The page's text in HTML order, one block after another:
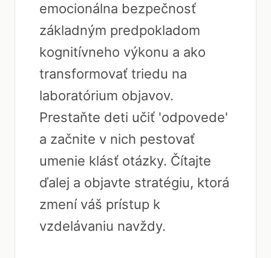
emocionálna bezpečnosť
základným predpokladom
kognitívneho výkonu a ako
transformovať triedu na
laboratórium objavov.
Prestaňte deti učiť 'odpovede'
a začnite v nich pestovať
umenie klásť otázky. Čítajte
ďalej a objavte stratégiu, ktorá
zmení váš prístup k
vzdelávaniu navždy.